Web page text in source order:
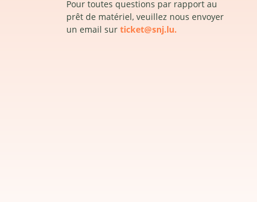
Pour toutes questions par rapport au
prêt de matériel, veuillez nous envoyer
un email sur ticket@snj.lu.